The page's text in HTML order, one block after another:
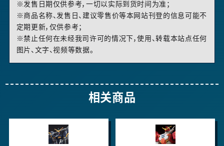
※发售日期仅供参考，一切以实际到货时间为准；
※商品名称、发售日、建议零售价等本网站刊登的信息可能不
定期更新，仅供参考；
※禁止任何在未经我司许可的情况下，使用、转载本站点任何
图片、文字、视频等数据。
相关商品